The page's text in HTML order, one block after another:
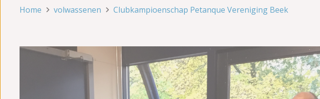
Home volwassenen Clubkampioenschap Petanque Vereniging Beek